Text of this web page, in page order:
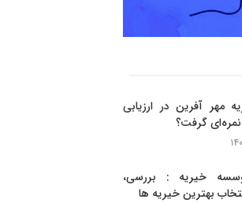
مهر آفرین در ارزیابی
گرفت؟
خیریه : بررسی،
بهترین خیریه ها